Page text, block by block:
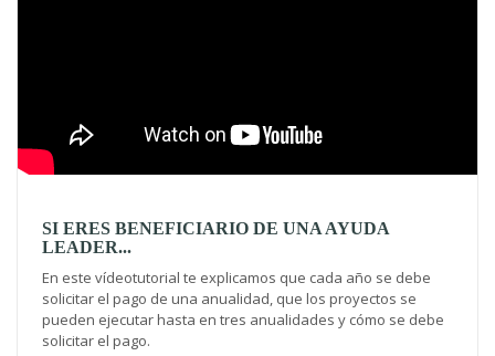
SI ERES BENEFICIARIO DE UNA AYUDA
LEADER...
En este vídeotutorial te explicamos que cada año se debe
solicitar el pago de una anualidad, que los proyectos se
pueden ejecutar hasta en tres anualidades y cómo se debe
solicitar el pago.